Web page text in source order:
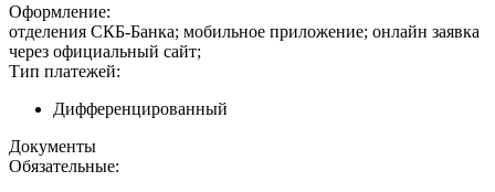
Оформление:
отделения СКБ-Банка; мобильное приложение; онлайн заявка
через официальный сайт;
Тип платежей:
Дифференцированный
Документы
Обязательные: